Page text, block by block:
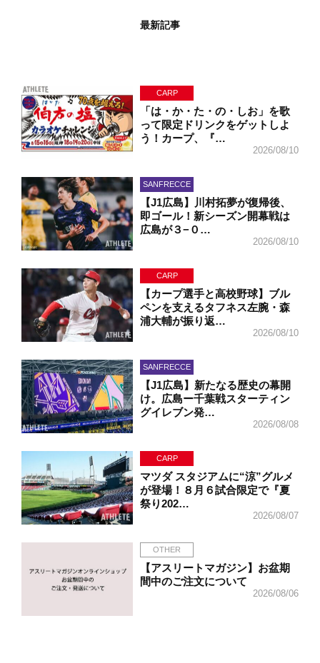
最新記事
CARP
「は・か・た・の・しお」を歌
って限定ドリンクをゲットしよ
う！カープ、『…
2026/08/10
SANFRECCE
【J1広島】川村拓夢が復帰後、
即ゴール！新シーズン開幕戦は
広島が３−０…
2026/08/10
CARP
【カープ選手と高校野球】ブル
ペンを支えるタフネス左腕・森
浦大輔が振り返…
2026/08/10
SANFRECCE
【J1広島】新たなる歴史の幕開
け。広島ー千葉戦スターティン
グイレブン発…
2026/08/08
CARP
マツダ スタジアムに“涼”グルメ
が登場！８月６試合限定で『夏
祭り202…
2026/08/07
OTHER
【アスリートマガジン】お盆期
間中のご注文について
2026/08/06